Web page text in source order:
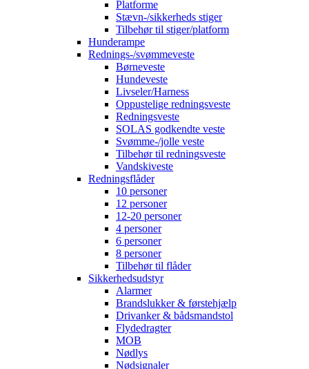
Platforme
Stævn-/sikkerheds stiger
Tilbehør til stiger/platform
Hunderampe
Rednings-/svømmeveste
Børneveste
Hundeveste
Livseler/Harness
Oppustelige redningsveste
Redningsveste
SOLAS godkendte veste
Svømme-/jolle veste
Tilbehør til redningsveste
Vandskiveste
Redningsflåder
10 personer
12 personer
12-20 personer
4 personer
6 personer
8 personer
Tilbehør til flåder
Sikkerhedsudstyr
Alarmer
Brandslukker & førstehjælp
Drivanker & bådsmandstol
Flydedragter
MOB
Nødlys
Nødsignaler